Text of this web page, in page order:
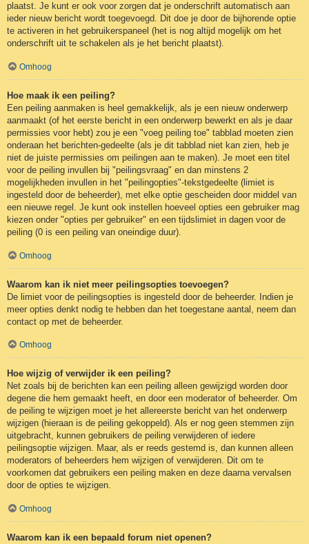
plaatst. Je kunt er ook voor zorgen dat je onderschrift automatisch aan
ieder nieuw bericht wordt toegevoegd. Dit doe je door de bijhorende optie
te activeren in het gebruikerspaneel (het is nog altijd mogelijk om het
onderschrift uit te schakelen als je het bericht plaatst).
Omhoog
Hoe maak ik een peiling?
Een peiling aanmaken is heel gemakkelijk, als je een nieuw onderwerp
aanmaakt (of het eerste bericht in een onderwerp bewerkt en als je daar
permissies voor hebt) zou je een "voeg peiling toe" tabblad moeten zien
onderaan het berichten-gedeelte (als je dit tabblad niet kan zien, heb je
niet de juiste permissies om peilingen aan te maken). Je moet een titel
voor de peiling invullen bij "peilingsvraag" en dan minstens 2
mogelijkheden invullen in het "peilingopties"-tekstgedeelte (limiet is
ingesteld door de beheerder), met elke optie gescheiden door middel van
een nieuwe regel. Je kunt ook instellen hoeveel opties een gebruiker mag
kiezen onder "opties per gebruiker" en een tijdslimiet in dagen voor de
peiling (0 is een peiling van oneindige duur).
Omhoog
Waarom kan ik niet meer peilingsopties toevoegen?
De limiet voor de peilingsopties is ingesteld door de beheerder. Indien je
meer opties denkt nodig te hebben dan het toegestane aantal, neem dan
contact op met de beheerder.
Omhoog
Hoe wijzig of verwijder ik een peiling?
Net zoals bij de berichten kan een peiling alleen gewijzigd worden door
degene die hem gemaakt heeft, en door een moderator of beheerder. Om
de peiling te wijzigen moet je het allereerste bericht van het onderwerp
wijzigen (hieraan is de peiling gekoppeld). Als er nog geen stemmen zijn
uitgebracht, kunnen gebruikers de peiling verwijderen of iedere
peilingsoptie wijzigen. Maar, als er reeds gestemd is, dan kunnen alleen
moderators of beheerders hem wijzigen of verwijderen. Dit om te
voorkomen dat gebruikers een peiling maken en deze daarna vervalsen
door de opties te wijzigen.
Omhoog
Waarom kan ik een bepaald forum niet openen?